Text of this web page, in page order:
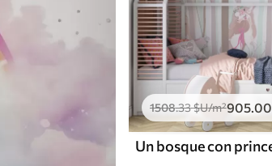
1508.33$U/m²905.00